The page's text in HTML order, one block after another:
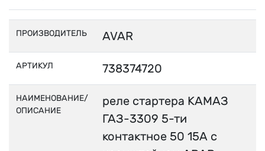
ПРОИЗВОДИТЕЛЬ AVAR
АРТИКУЛ 738374720
НАИМЕНОВАНИЕ/
ОПИСАНИЕ
реле стартера КАМАЗ
ГАЗ-3309 5-ти
контактное 50 15А с